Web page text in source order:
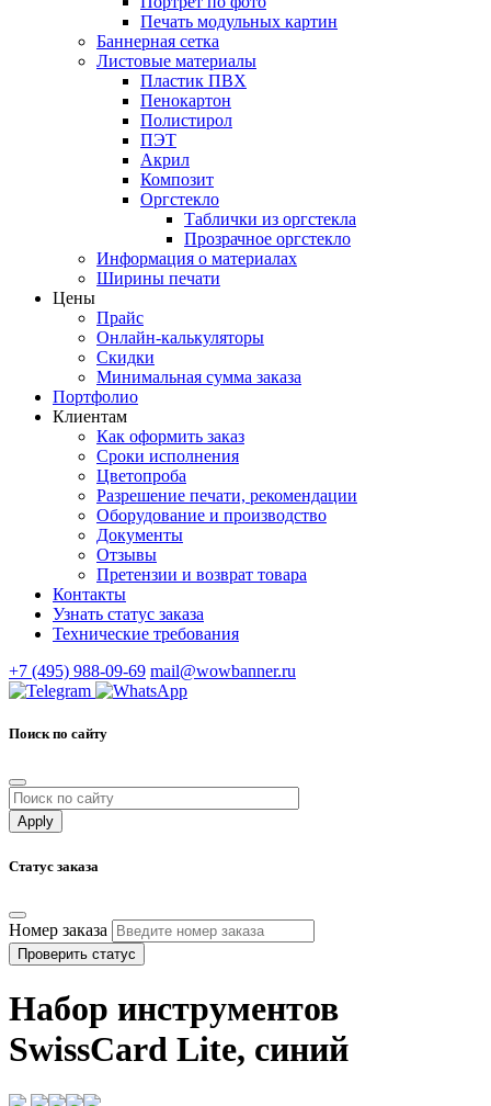
Печать модульных картин
Баннерная сетка
Листовые материалы
Пластик ПВХ
Пенокартон
Полистирол
ПЭТ
Акрил
Композит
Оргстекло
Таблички из оргстекла
Прозрачное оргстекло
Информация о материалах
Ширины печати
Цены
Прайс
Онлайн-калькуляторы
Скидки
Минимальная сумма заказа
Портфолио
Клиентам
Как оформить заказ
Сроки исполнения
Цветопроба
Разрешение печати, рекомендации
Оборудование и производство
Документы
Отзывы
Претензии и возврат товара
Контакты
Узнать статус заказа
Технические требования
+7 (495) 988-09-69 mail@wowbanner.ru
Поиск по сайту
Статус заказа
Номер заказа
Проверить статус
Набор инструментов
SwissCard Lite, синий